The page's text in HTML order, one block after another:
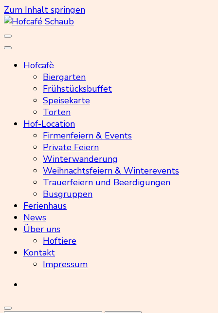
Zum Inhalt springen
Hofcafé Schaub
Hofcafè
Biergarten
Frühstücksbuffet
Speisekarte
Torten
Hof-Location
Firmenfeiern & Events
Private Feiern
Winterwanderung
Weihnachtsfeiern & Winterevents
Trauerfeiern und Beerdigungen
Busgruppen
Ferienhaus
News
Über uns
Hoftiere
Kontakt
Impressum